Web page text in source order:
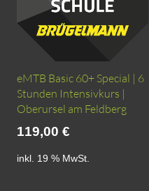
eMTB Basic 60+ Special | 6
Stunden Intensivkurs |
Oberursel am Feldberg
119,00 €
inkl. 19 % MwSt.